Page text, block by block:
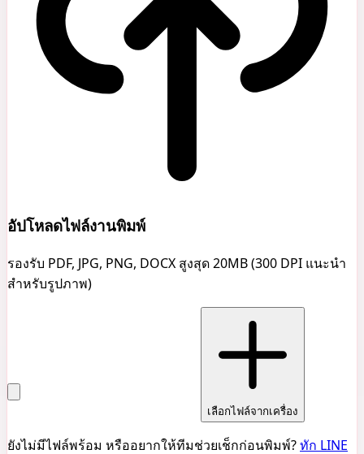
อัปโหลดไฟล์งานพิมพ์
รองรับ PDF, JPG, PNG, DOCX สูงสุด 20MB (300 DPI แนะนำ
สำหรับรูปภาพ)
เลือกไฟล์จากเครื่อง
ยังไม่มีไฟล์พร้อม หรืออยากให้ทีมช่วยเช็กก่อนพิมพ์?ทัก LINE